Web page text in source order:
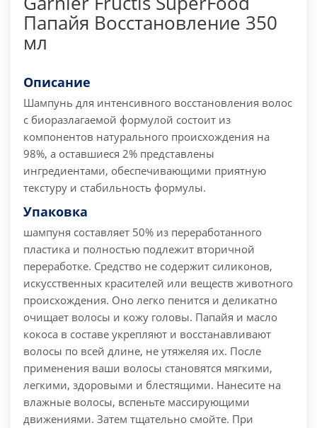
Папайя Восстановление 350
мл
Описание
Шампунь для интенсивного восстановления волос
с биоразлагаемой формулой состоит из
компонентов натурального происхождения на
98%, а оставшиеся 2% представлены
ингредиентами, обеспечивающими приятную
текстуру и стабильность формулы.
Упаковка
шампуня составляет 50% из переработанного
пластика и полностью подлежит вторичной
переработке. Средство не содержит силиконов,
искусственных красителей или веществ животного
происхождения. Оно легко пенится и деликатно
очищает волосы и кожу головы. Папайя и масло
кокоса в составе укрепляют и восстанавливают
волосы по всей длине, не утяжеляя их. После
применения ваши волосы становятся мягкими,
легкими, здоровыми и блестящими. Нанесите на
влажные волосы, вспеньте массирующими
движениями. Затем тщательно смойте. При